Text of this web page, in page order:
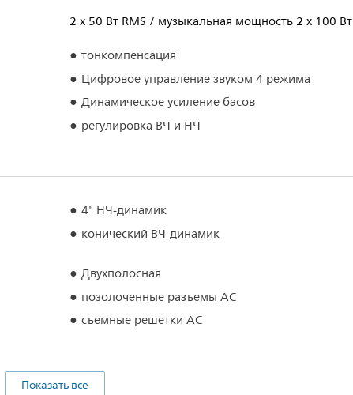
2 x 50 Вт RMS / музыкальная мощность 2 x 100 Вт
тонкомпенсация
Цифровое управление звуком 4 режима
Динамическое усиление басов
регулировка ВЧ и НЧ
4" НЧ-динамик
конический ВЧ-динамик
Двухполосная
позолоченные разъемы АС
съемные решетки АС
Показать все